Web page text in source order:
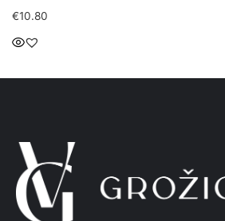
€10.80